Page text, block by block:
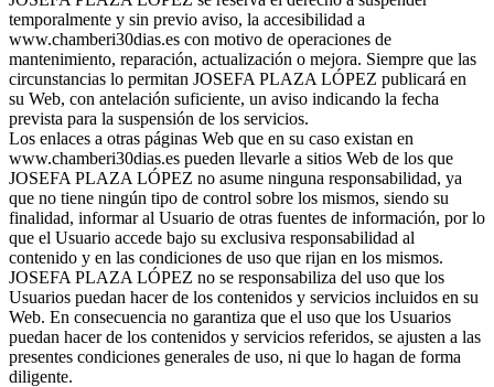
temporalmente y sin previo aviso, la accesibilidad a
www.chamberi30dias.es con motivo de operaciones de
mantenimiento, reparación, actualización o mejora. Siempre que las
circunstancias lo permitan JOSEFA PLAZA LÓPEZ publicará en
su Web, con antelación suficiente, un aviso indicando la fecha
prevista para la suspensión de los servicios.
Los enlaces a otras páginas Web que en su caso existan en
www.chamberi30dias.es pueden llevarle a sitios Web de los que
JOSEFA PLAZA LÓPEZ no asume ninguna responsabilidad, ya
que no tiene ningún tipo de control sobre los mismos, siendo su
finalidad, informar al Usuario de otras fuentes de información, por lo
que el Usuario accede bajo su exclusiva responsabilidad al
contenido y en las condiciones de uso que rijan en los mismos.
JOSEFA PLAZA LÓPEZ no se responsabiliza del uso que los
Usuarios puedan hacer de los contenidos y servicios incluidos en su
Web. En consecuencia no garantiza que el uso que los Usuarios
puedan hacer de los contenidos y servicios referidos, se ajusten a las
presentes condiciones generales de uso, ni que lo hagan de forma
diligente.